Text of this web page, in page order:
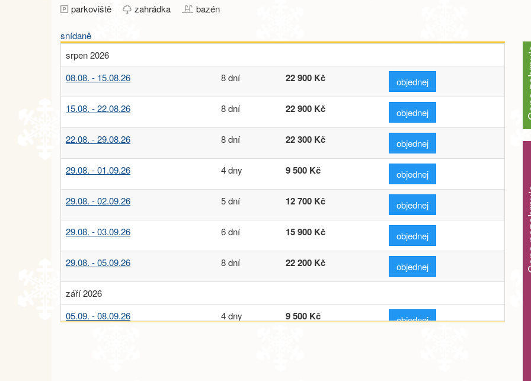
parkoviště
zahrádka bazén
snídaně
srpen 2026
08.08. - 15.08.26
8 dní 22 900 Kč objednej
15.08. - 22.08.26 8 dní 22 900 Kč objednej
22.08. - 29.08.26 8 dní 22 300 Kč objednej
29.08. - 01.09.26 4 dny 9 500 Kč objednej
29.08. - 02.09.26 5 dní 12 700 Kč objednej
29.08. - 03.09.26 6 dní 15 900 Kč objednej
29.08. - 05.09.26 8 dní 22 200 Kč objednej
září 2026
05.09. - 08.09.26
4 dny 9 500 Kč objednej